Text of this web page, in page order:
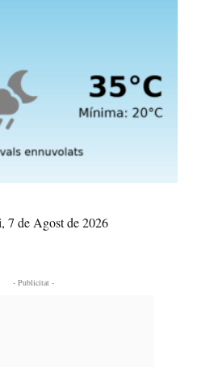
7 de Agost de 2026
- Publicitat -